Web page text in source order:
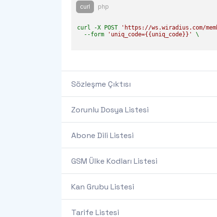
curl php
curl -X POST 'https://ws.wiradius.com/
  --form
'uniq_code={{uniq_code}}' \
Sözleşme Çıktısı
Zorunlu Dosya Listesi
Abone Dili Listesi
GSM Ülke Kodları Listesi
Kan Grubu Listesi
Tarife Listesi